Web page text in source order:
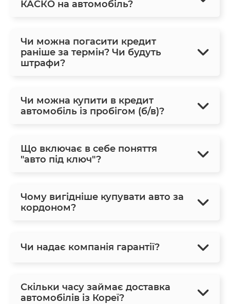
КАСКО на автомобіль?
Чи можна погасити кредит
раніше за термін? Чи будуть
штрафи?
Чи можна купити в кредит
автомобіль із пробігом (б/в)?
Що включає в себе поняття
"авто під ключ"?
Чому вигідніше купувати авто за
кордоном?
Чи надає компанія гарантії?
Скільки часу займає доставка
автомобілів із Кореї?